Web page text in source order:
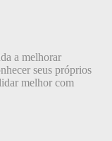
a melhorar
seus próprios
melhor com